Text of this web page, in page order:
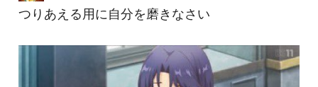
つりあえる用に自分を磨きなさい